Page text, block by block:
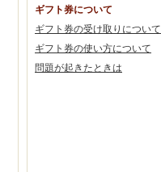
ギフト券について
ギフト券の受け取りについて
ギフト券の使い方について
問題が起きたときは